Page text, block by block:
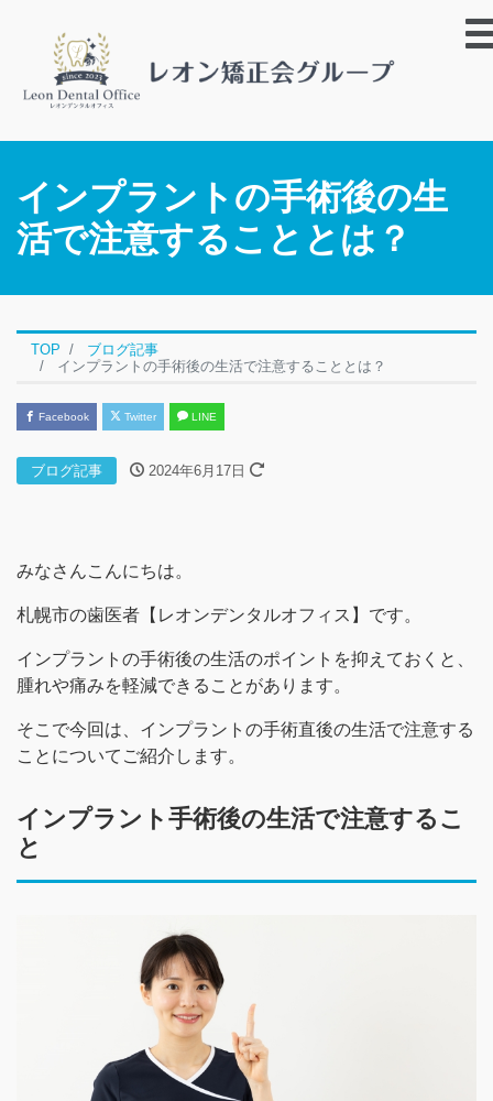
インプラントの手術後の生
活で注意することとは？
TOP
ブログ記事
インプラントの手術後の生活で注意することとは？
Facebook Twitter LINE
ブログ記事 2024年6月17日
みなさんこんにちは。
札幌市の歯医者【レオンデンタルオフィス】です。
インプラントの手術後の生活のポイントを抑えておくと、
腫れや痛みを軽減できることがあります。
そこで今回は、インプラントの手術直後の生活で注意する
ことについてご紹介します。
インプラント手術後の生活で注意するこ
と